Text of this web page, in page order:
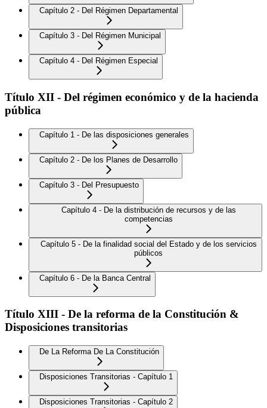
Capítulo 2 - Del Régimen Departamental
Capítulo 3 - Del Régimen Municipal
Capítulo 4 - Del Régimen Especial
Título XII - Del régimen económico y de la hacienda
pública
Capítulo 1 - De las disposiciones generales
Capítulo 2 - De los Planes de Desarrollo
Capítulo 3 - Del Presupuesto
Capítulo 4 - De la distribución de recursos y de las
competencias
Capítulo 5 - De la finalidad social del Estado y de los servicios
públicos
Capítulo 6 - De la Banca Central
Título XIII - De la reforma de la Constitución &
Disposiciones transitorias
De La Reforma De La Constitución
Disposiciones Transitorias - Capítulo 1
Disposiciones Transitorias - Capítulo 2